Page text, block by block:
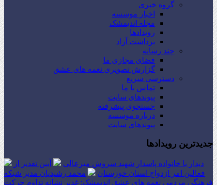
گروه خبری
اخبار موسسه
مجله اندیمشک
رویدادها
برداشت آزاد
چند رسانه
فضای مجازی ما
گزارش تصویری نغمه های عشق
دسترسی سریع
تماس با ما
پیوندهای سایت
جستجوی پیشرفته
درباره موسسه
پیوندهای سایت
جدیدترین رویدادها
دیدار با خانواده پاسدار شهید سروش میرعالی
آیین تقدیر از
فعالین امر ازدواج استان خوزستان
محمد رشیدیان مدیر شبکه
فرهنگی مردمی نغمه های عشق اندیمشک: غدیر نشانه تداوم حرکت